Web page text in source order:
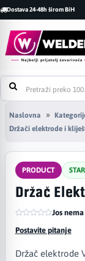
Dostava 24-48h širom BiH
Naslovna
Držači elektrode i
PRODUCT
Držač
Jos
Postavite pitanje
Držač elektrode